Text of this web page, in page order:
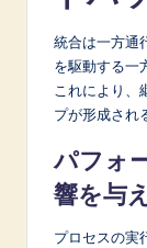
統合は一方通
を駆動する一
これにより、
プが形成され
パフォ
響を与
プロセスの実